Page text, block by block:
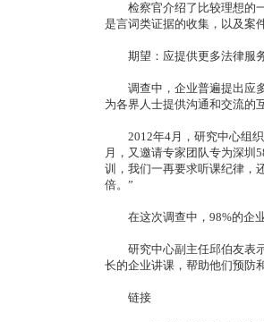
检察官介绍了比较理想的一
是言词类证据的收集，以及案
期望：应提供更多法律服
调查中，企业普遍提出应多
为各界人士提供沟通和交流的
2012年4月，研究中心组织
月，又邀请专家团队专为深圳
训，我们一再要求听课纪律，
倍。”
在这次调查中，98%的企业
研究中心副主任邱伯友表示
长的企业讲课，帮助他们预防
链接